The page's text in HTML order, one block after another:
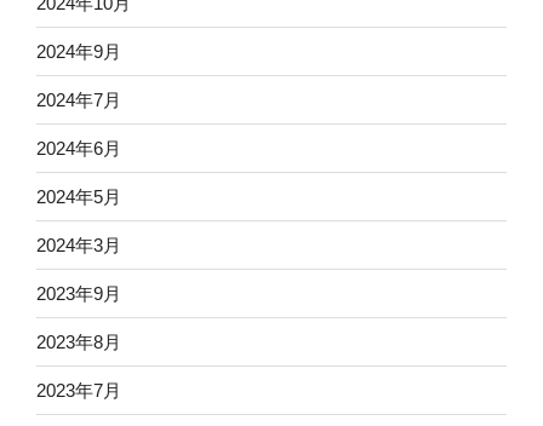
2024年9月
2024年7月
2024年6月
2024年5月
2024年3月
2023年9月
2023年8月
2023年7月